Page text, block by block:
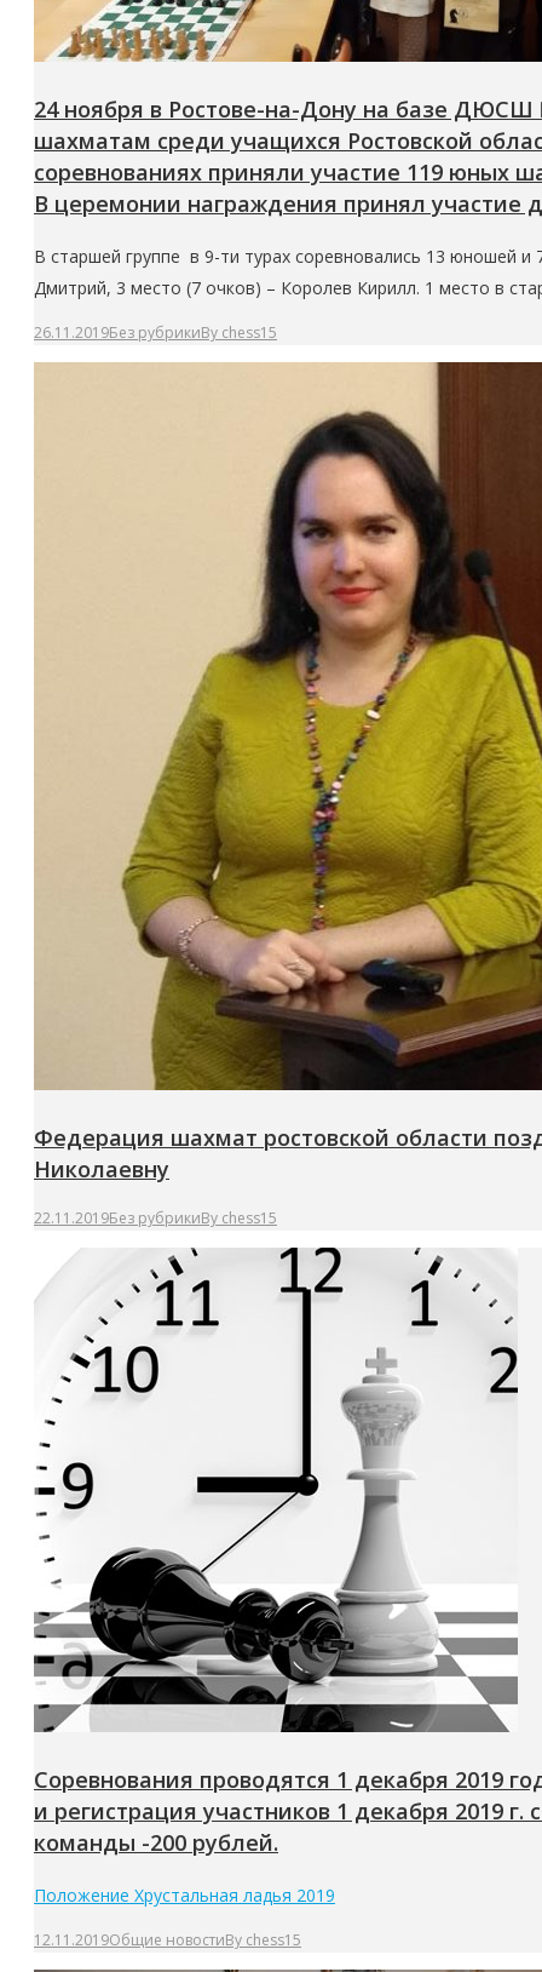
24 ноября в Ростове-на-Дону на базе ДЮСШ
шахматам среди учащихся Ростовской
соревнованиях приняли участие 119 юных
В церемонии награждения принял
В старшей группе в 9-ти турах соревновались 13 юношей
Дмитрий, 3 место (7 очков) – Королев Кирилл. 1 место в
26.11.2019Без рубрикиBy chess15
Федерация шахмат ростовской области
Николаевну
22.11.2019Без рубрикиBy chess15
Соревнования проводятся 1 декабря 2019
и регистрация участников 1 декабря 2019
команды -200 рублей.
Положение Хрустальная ладья 2019
12.11.2019Общие новостиBy chess15